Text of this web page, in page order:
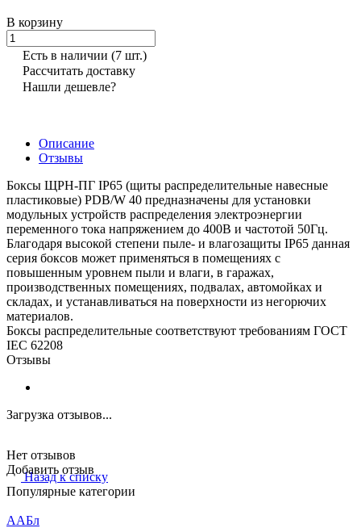
В корзину
Есть в наличии (7 шт.)
Рассчитать доставку
Нашли дешевле?
Описание
Отзывы
Боксы ЩРН-ПГ IP65 (щиты распределительные навесные
пластиковые) PDB/W 40 предназначены для установки
модульных устройств распределения электроэнергии
переменного тока напряжением до 400В и частотой 50Гц.
Благодаря высокой степени пыле- и влагозащиты IP65 данная
серия боксов может применяться в помещениях с
повышенным уровнем пыли и влаги, в гаражах,
производственных помещениях, подвалах, автомойках и
складах, и устанавливаться на поверхности из негорючих
материалов.
Боксы распределительные соответствуют требованиям ГОСТ
IEC 62208
Отзывы
Загрузка отзывов...
Нет отзывов
Добавить отзыв
Назад к списку
Популярные категории
ААБл